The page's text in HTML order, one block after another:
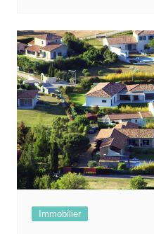
Immobilier